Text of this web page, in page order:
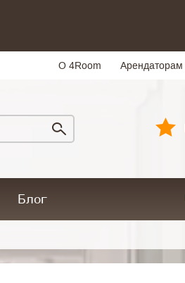
О 4Room Арендаторам
Блог